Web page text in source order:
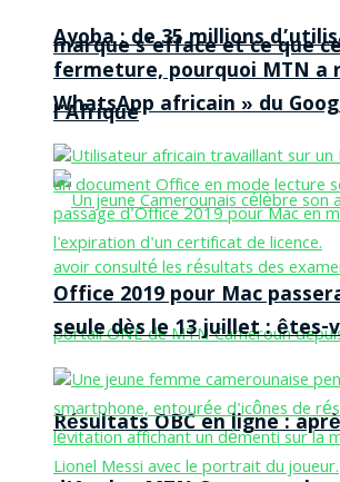
marque s’efface et ce que
l’Afrique
Résultats OBC en ligne :
Ayoba : de 35 millions
fermeture, pourquoi MTN a
WhatsApp africain » du
Office 2019 pour Mac
seule dès le 13 juillet : êtes-